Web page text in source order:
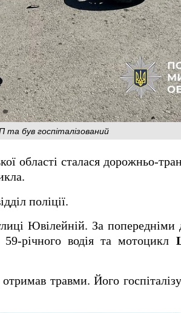
був госпіталізований
області сталася дорожньо-
поліції.
Ювілейній. За попередніми
річного водія та мотоцикл
травми. Його